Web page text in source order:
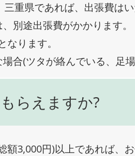
重県であれば、出張費はい
別途出張費がかかります。
ります。
合(ツタが絡んでいる、足
らえますか?
額3,000円)以上であれば、お